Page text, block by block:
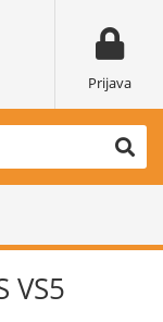
Prijava
VS5